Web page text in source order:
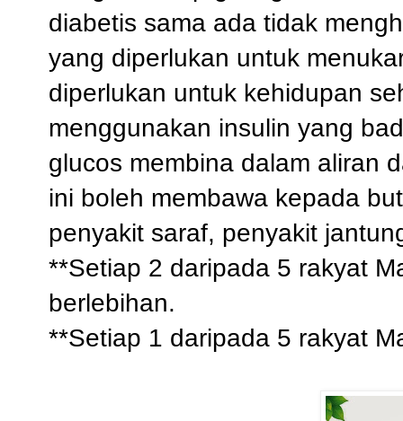
diabetis sama ada tidak
yang diperlukan untuk
diperlukan untuk kehidupan
menggunakan insulin yang
glucos membina dalam aliran
ini boleh membawa kepada
penyakit saraf, penyakit
**Setiap 2 daripada 5 rakyat
berlebihan.
**Setiap 1 daripada 5 rakyat